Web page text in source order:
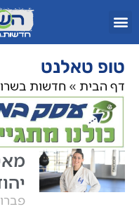
טופ טאלנט
דף הבית » חדשות
פברואר